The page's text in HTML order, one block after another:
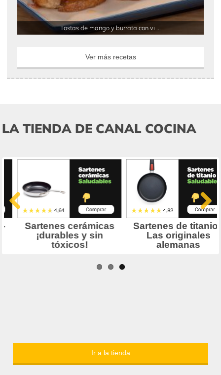
Tostas de mango y burrata con vi ...
Ver más recetas
LA TIENDA DE CANAL COCINA
Ir a la tienda